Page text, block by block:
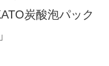
炭酸泡パック